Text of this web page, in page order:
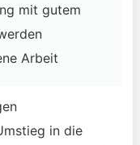
mit gutem
Arbeit
in die